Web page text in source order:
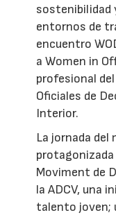
sostenibilidad
entornos de
encuentro
a Women in
profesional
Oficiales de
Interior.
La jornada del
Moviment de
la ADCV, una
talento joven;